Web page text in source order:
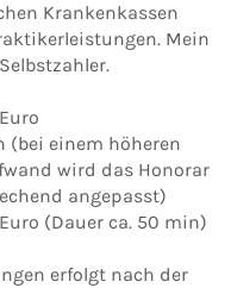
Krankenkassen
Mein
einem höheren
wird das Honorar
angepasst)
ca. 50 min)
erfolgt nach der